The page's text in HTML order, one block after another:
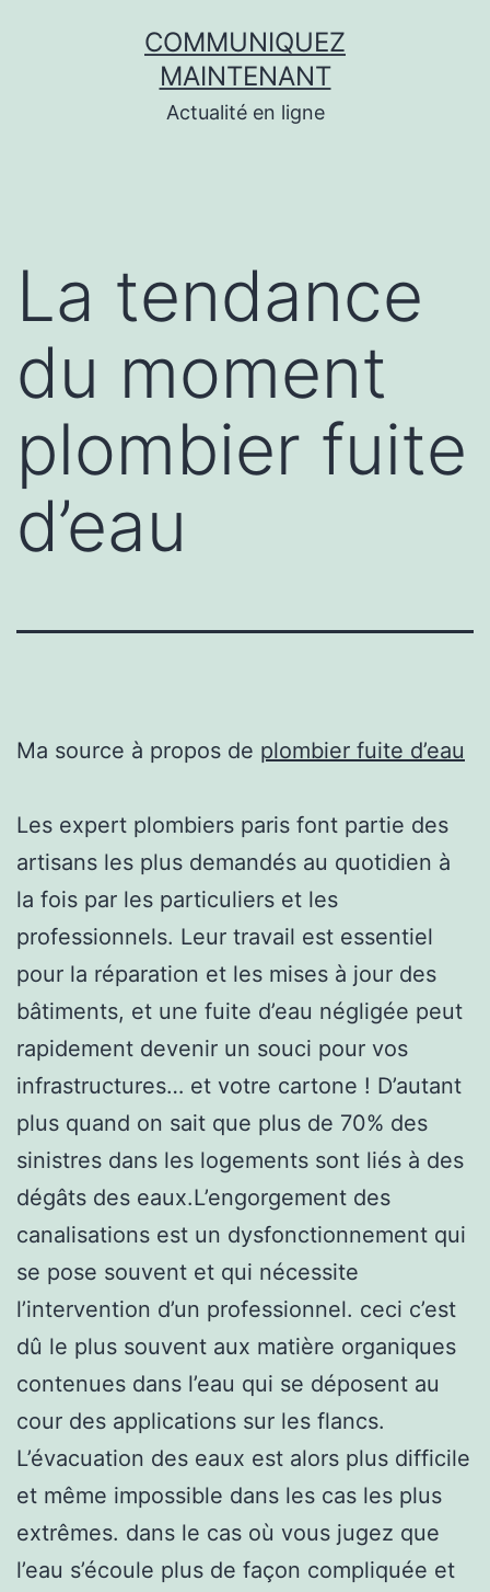
COMMUNIQUEZ
MAINTENANT
Actualité en ligne
La tendance
du moment
plombier fuite
d’eau
Ma source à propos de plombier fuite d’eau
Les expert plombiers paris font partie des
artisans les plus demandés au quotidien à
la fois par les particuliers et les
professionnels. Leur travail est essentiel
pour la réparation et les mises à jour des
bâtiments, et une fuite d’eau négligée peut
rapidement devenir un souci pour vos
infrastructures… et votre cartone ! D’autant
plus quand on sait que plus de 70% des
sinistres dans les logements sont liés à des
dégâts des eaux.L’engorgement des
canalisations est un dysfonctionnement qui
se pose souvent et qui nécessite
l’intervention d’un professionnel. ceci c’est
dû le plus souvent aux matière organiques
contenues dans l’eau qui se déposent au
cour des applications sur les flancs.
L’évacuation des eaux est alors plus difficile
et même impossible dans les cas les plus
extrêmes. dans le cas où vous jugez que
l’eau s’écoule plus de façon compliquée et